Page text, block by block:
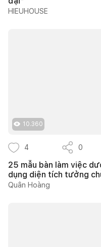
HIEUHOUSE
10.360
4 0
25 mẫu bàn làm việc
dụng diện tích tưởng
Quân Hoàng